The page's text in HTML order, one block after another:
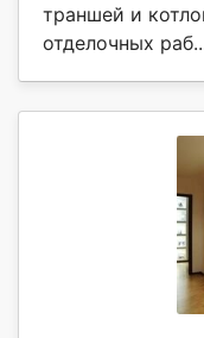
траншей и
отделочных